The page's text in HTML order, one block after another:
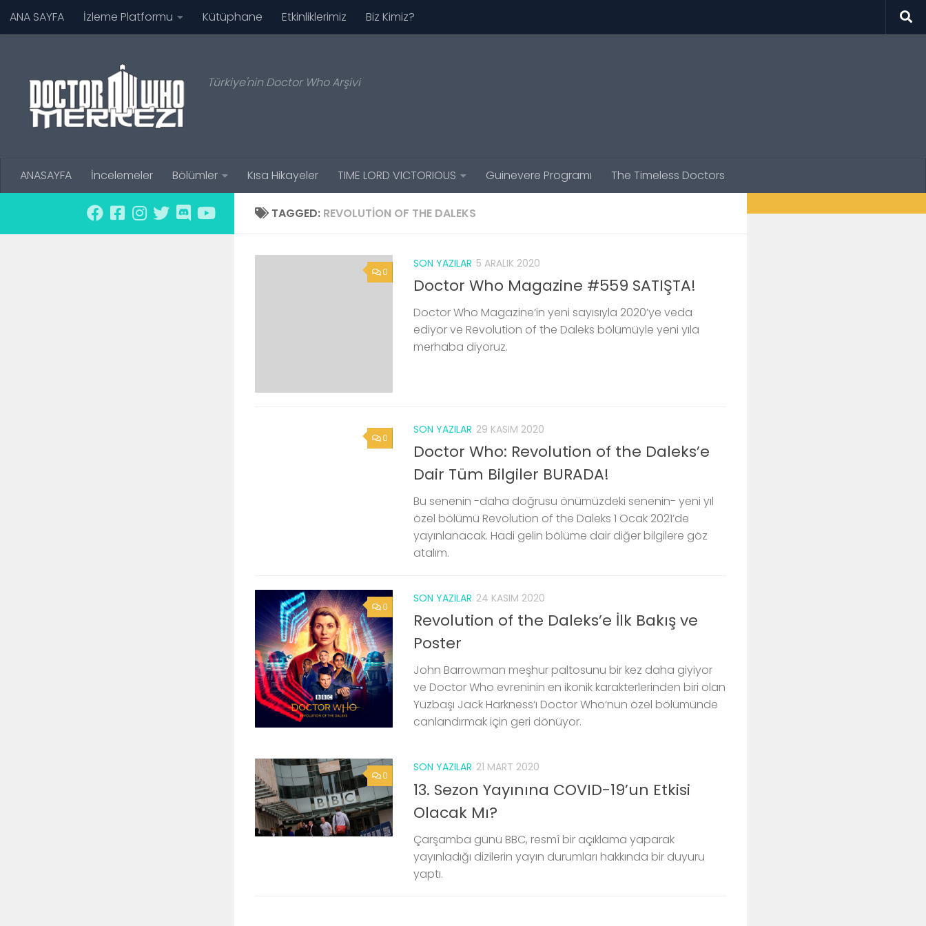
Skip to content
ANA SAYFA İzleme Platformu Kütüphane Etkinliklerimiz Biz Kimiz?
Türkiye'nin Doctor Who Arşivi
ANASAYFA İncelemeler Bölümler Kısa Hikayeler TIME LORD VICTORIOUS Guinevere Programı The Timeless Doctors
TAGGED: REVOLUTION OF THE DALEKS
0
SON YAZILAR 5 ARALIK 2020
Doctor Who Magazine #559 SATIŞTA!
Doctor Who Magazine‘in yeni sayısıyla 2020’ye veda
ediyor ve Revolution of the Daleks bölümüyle yeni yıla
merhaba diyoruz.
0
SON YAZILAR 29 KASIM 2020
Doctor Who: Revolution of the Daleks’e
Dair Tüm Bilgiler BURADA!
Bu senenin -daha doğrusu önümüzdeki senenin- yeni yıl
özel bölümü Revolution of the Daleks 1 Ocak 2021’de
yayınlanacak. Hadi gelin bölüme dair diğer bilgilere göz
atalım.
0
SON YAZILAR 24 KASIM 2020
Revolution of the Daleks’e İlk Bakış ve
Poster
John Barrowman meşhur paltosunu bir kez daha giyiyor
ve Doctor Who evreninin en ikonik karakterlerinden biri olan
Yüzbaşı Jack Harkness‘ı Doctor Who‘nun özel bölümünde
canlandırmak için geri dönüyor.
0
SON YAZILAR 21 MART 2020
13. Sezon Yayınına COVID-19’un Etkisi
Olacak Mı?
Çarşamba günü BBC, resmî bir açıklama yaparak
yayınladığı dizilerin yayın durumları hakkında bir duyuru
yaptı.